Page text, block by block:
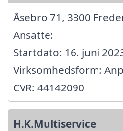
Åsebro 71, 3300
Ansatte:
Startdato: 16. juni
Virksomhedsform:
CVR: 44142090
H.K.Multiservice